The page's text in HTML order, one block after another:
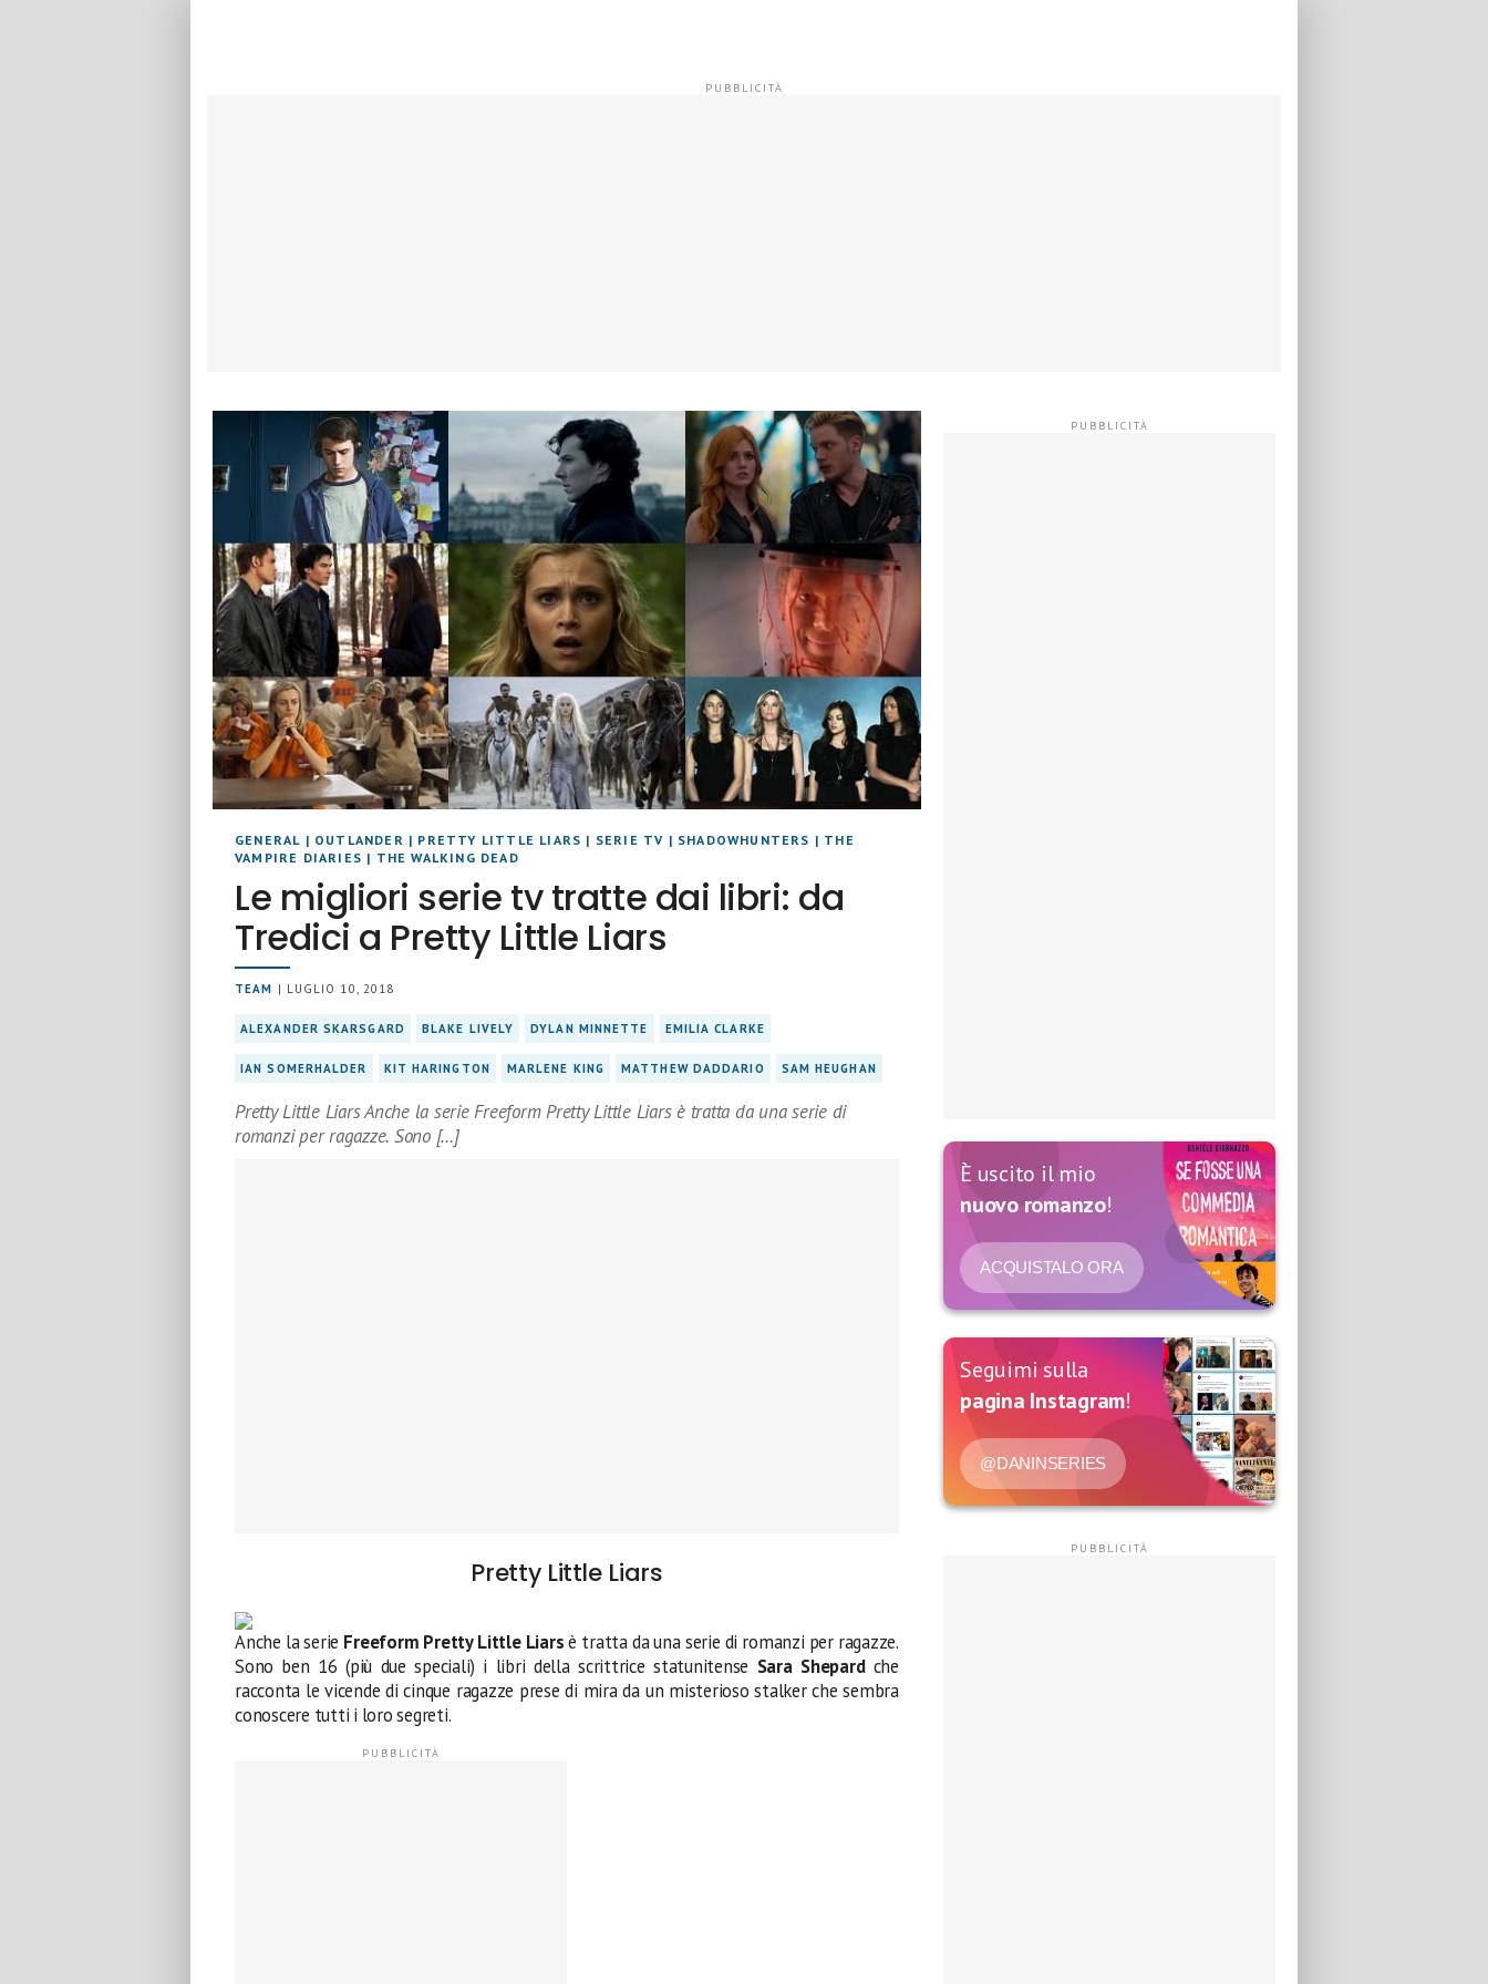
GENERAL | OUTLANDER | PRETTY LITTLE LIARS | SERIE TV | SHADOWHUNTERS | THE
VAMPIRE DIARIES | THE WALKING DEAD
Le migliori serie tv tratte dai libri: da
Tredici a Pretty Little Liars
TEAM | LUGLIO 10, 2018
ALEXANDER SKARSGARD BLAKE LIVELY DYLAN MINNETTE EMILIA CLARKE
IAN SOMERHALDER KIT HARINGTON MARLENE KING MATTHEW DADDARIO SAM HEUGHAN
Pretty Little Liars Anche la serie Freeform Pretty Little Liars è tratta da una serie di
romanzi per ragazze. Sono […]
Pretty Little Liars
Anche la serie Freeform Pretty Little Liarsè tratta da una serie di romanzi per ragazze.
Sono ben 16 (più due speciali) i libri della scrittrice statunitense Sara Shepardche
racconta le vicende di cinque ragazze prese di mira da un misterioso stalker che sembra
conoscere tutti i loro segreti.
È uscito il mio
nuovo romanzo!
ACQUISTALO ORA
Seguimi sulla
pagina Instagram!
@DANINSERIES